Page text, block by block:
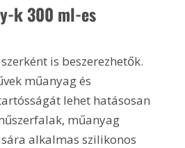
k 300 ml-es
is beszerezhetők.
műanyag és
lehet hatásosan
műanyag
alkalmas szilikonos